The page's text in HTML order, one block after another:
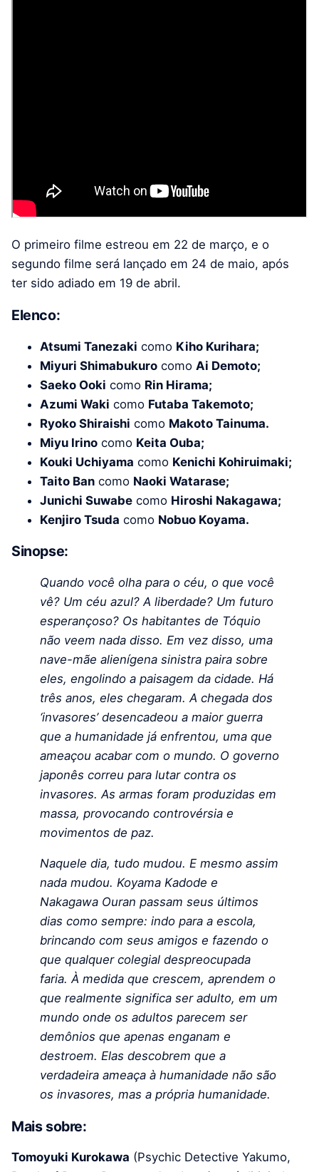
O primeiro filme estreou em 22 de março, e o
segundo filme será lançado em 24 de maio, após
ter sido adiado em 19 de abril.
Elenco:
Atsumi Tanezaki como Kiho Kurihara;
Miyuri Shimabukuro como Ai Demoto;
Saeko Ooki como Rin Hirama;
Azumi Waki ​​como Futaba Takemoto;
Ryoko Shiraishi como Makoto Tainuma.
Miyu Irino como Keita Ouba;
Kouki Uchiyama como Kenichi Kohiruimaki;
Taito Ban como Naoki Watarase;
Junichi Suwabe como Hiroshi Nakagawa;
Kenjiro Tsuda como Nobuo Koyama.
Sinopse:
Quando você olha para o céu, o que você
vê? Um céu azul? A liberdade? Um futuro
esperançoso? Os habitantes de Tóquio
não veem nada disso. Em vez disso, uma
nave-mãe alienígena sinistra paira sobre
eles, engolindo a paisagem da cidade. Há
três anos, eles chegaram. A chegada dos
‘invasores’ desencadeou a maior guerra
que a humanidade já enfrentou, uma que
ameaçou acabar com o mundo. O governo
japonês correu para lutar contra os
invasores. As armas foram produzidas em
massa, provocando controvérsia e
movimentos de paz.
Naquele dia, tudo mudou. E mesmo assim
nada mudou. Koyama Kadode e
Nakagawa Ouran passam seus últimos
dias como sempre: indo para a escola,
brincando com seus amigos e fazendo o
que qualquer colegial despreocupada
faria. À medida que crescem, aprendem o
que realmente significa ser adulto, em um
mundo onde os adultos parecem ser
demônios que apenas enganam e
destroem. Elas descobrem que a
verdadeira ameaça à humanidade não são
os invasores, mas a própria humanidade.
Mais sobre:
Tomoyuki Kurokawa (Psychic Detective Yakumo,